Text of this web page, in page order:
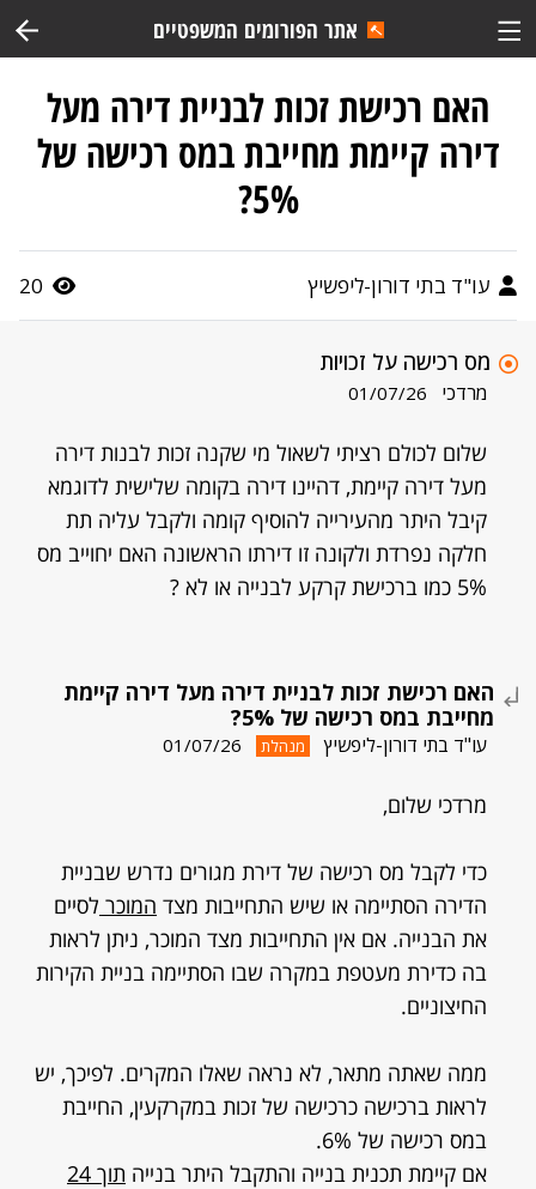
אתר הפורומים המשפטיים
האם רכישת זכות לבניית דירה מעל
דירה קיימת מחייבת במס רכישה של
5%?
עו"ד בתי דורון-ליפשיץ 20
מס רכישה על זכויות
מרדכי 01/07/26
שלום לכולם רציתי לשאול מי שקנה זכות לבנות דירה
מעל דירה קיימת, דהיינו דירה בקומה שלישית לדוגמא
קיבל היתר מהעירייה להוסיף קומה ולקבל עליה תת
חלקה נפרדת ולקונה זו דירתו הראשונה האם יחוייב מס
5% כמו ברכישת קרקע לבנייה או לא ?
האם רכישת זכות לבניית דירה מעל דירה קיימת
מחייבת במס רכישה של 5%?
עו"ד בתי דורון-ליפשיץ מנהלת 01/07/26
מרדכי שלום,
כדי לקבל מס רכישה של דירת מגורים נדרש שבניית
הדירה הסתיימה או שיש התחייבות מצד המוכר לסיים
את הבנייה. אם אין התחייבות מצד המוכר, ניתן לראות
בה כדירת מעטפת במקרה שבו הסתיימה בניית הקירות
החיצוניים.
ממה שאתה מתאר, לא נראה שאלו המקרים. לפיכך, יש
לראות ברכישה כרכישה של זכות במקרקעין, החייבת
במס רכישה של 6%.
אם קיימת תכנית בנייה והתקבל היתר בנייה
תוך 24